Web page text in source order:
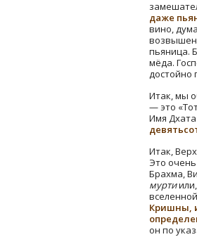
даже
вино,
пьяница.
мёда.
достойно
Итак, мы
— это
Имя
Итак,
Это
Брахма,
мурти
Кришны,
он по